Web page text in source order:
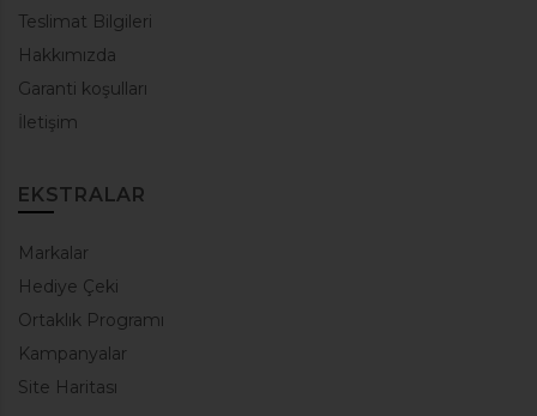
Teslimat Bilgileri
Hakkımızda
Garanti koşulları
İletişim
EKSTRALAR
Markalar
Hediye Çeki
Ortaklık Programı
Kampanyalar
Site Haritası